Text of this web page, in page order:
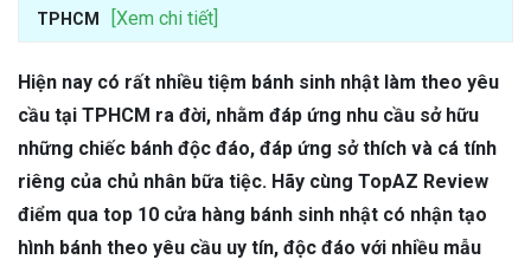
TPHCM
[Xem chi tiết]
Hiện nay có rất nhiều tiệm bánh sinh nhật làm theo yêu
cầu tại TPHCM ra đời, nhằm đáp ứng nhu cầu sở hữu
những chiếc bánh độc đáo, đáp ứng sở thích và cá tính
riêng của chủ nhân bữa tiệc. Hãy cùng TopAZ Review
điểm qua top 10 cửa hàng bánh sinh nhật có nhận tạo
hình bánh theo yêu cầu uy tín, độc đáo với nhiều mẫu